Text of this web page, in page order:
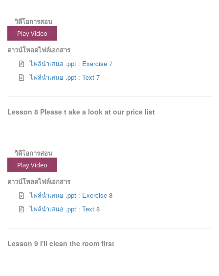
วิดีโอการสอน
Play Video
ดาวน์โหลดไฟล์เอกสาร
ไฟล์นำเสนอ .ppt : Exercise 7
ไฟล์นำเสนอ .ppt : Text 7
Lesson 8 Please t ake a look at our price list
วิดีโอการสอน
Play Video
ดาวน์โหลดไฟล์เอกสาร
ไฟล์นำเสนอ .ppt : Exercise 8
ไฟล์นำเสนอ .ppt : Text 8
Lesson 9 I'll clean the room first